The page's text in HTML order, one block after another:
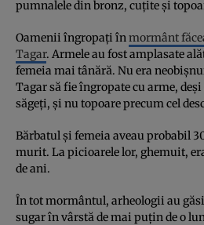
pumnalele din bronz, cuțite și
Oamenii îngropați înmormânt
Tagar. Armele au fost amplasate
femeia mai tânără. Nu era
Tagar să fie îngropate cu arme,
săgeți, și nu topoare precum cel
Bărbatul și femeia aveau probabil
murit. La picioarele lor, ghemuit,
de ani.
În tot mormântul, arheologii au
sugar în vârstă de mai puțin de o